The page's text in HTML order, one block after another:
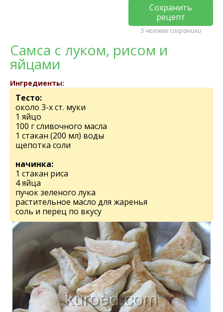
Сохранить
рецепт
5 человек сохранили
Самса с луком, рисом и
яйцами
Ингредиенты:
Тесто:
около 3-х ст. муки
1 яйцо
100 г сливочного масла
1 стакан (200 мл) воды
щепотка соли
начинка:
1 стакан риса
4 яйца
пучок зеленого лука
растительное масло для жаренья
соль и перец по вкусу